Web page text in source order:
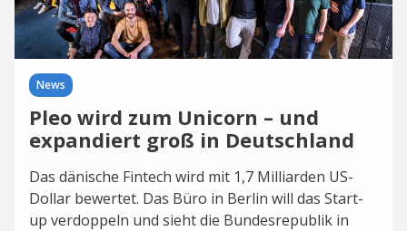
News
Pleo wird zum Unicorn – und
expandiert groß in Deutschland
Das dänische Fintech wird mit 1,7 Milliarden US-
Dollar bewertet. Das Büro in Berlin will das Start-
up verdoppeln und sieht die Bundesrepublik in